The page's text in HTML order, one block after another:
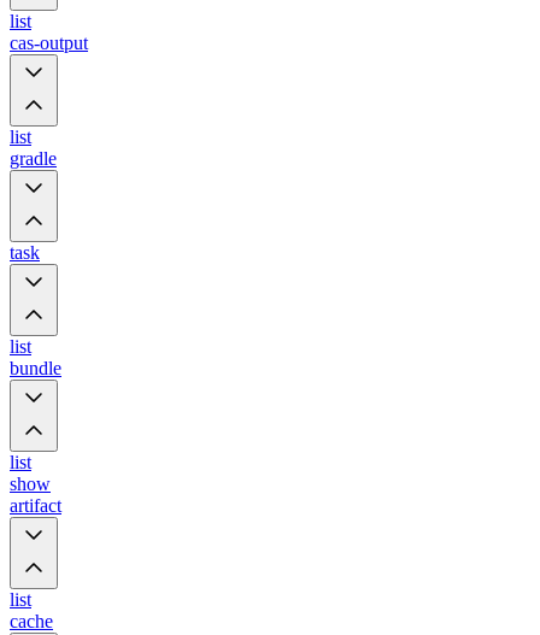
list
cas-output
list
gradle
task
list
bundle
list
show
artifact
list
cache